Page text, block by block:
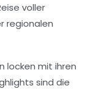
voller
regionalen
locken mit ihren
sind die